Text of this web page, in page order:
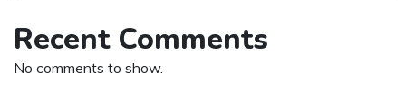
Recent Comments
No comments to show.